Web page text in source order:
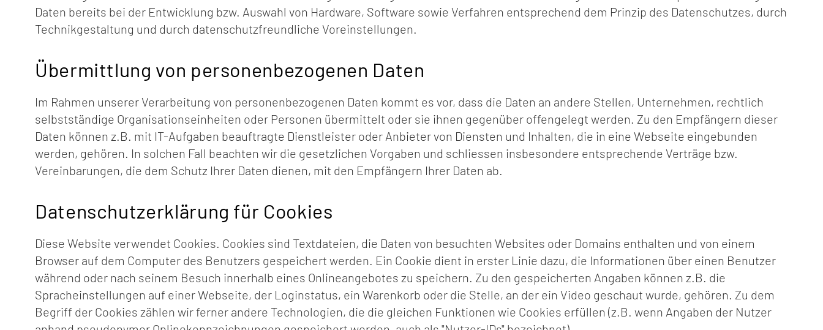
Daten bereits bei der Entwicklung bzw. Auswahl von Hardware, Software sowie Verfahren entsprechend dem Prinzip des Datenschutzes, durch
Technikgestaltung und durch datenschutzfreundliche Voreinstellungen.
Übermittlung von personenbezogenen Daten
Im Rahmen unserer Verarbeitung von personenbezogenen Daten kommt es vor, dass die Daten an andere Stellen, Unternehmen, rechtlich
selbstständige Organisationseinheiten oder Personen übermittelt oder sie ihnen gegenüber offengelegt werden. Zu den Empfängern dieser
Daten können z.B. mit IT-Aufgaben beauftragte Dienstleister oder Anbieter von Diensten und Inhalten, die in eine Webseite eingebunden
werden, gehören. In solchen Fall beachten wir die gesetzlichen Vorgaben und schliessen insbesondere entsprechende Verträge bzw.
Vereinbarungen, die dem Schutz Ihrer Daten dienen, mit den Empfängern Ihrer Daten ab.
Datenschutzerklärung für Cookies
Diese Website verwendet Cookies. Cookies sind Textdateien, die Daten von besuchten Websites oder Domains enthalten und von einem
Browser auf dem Computer des Benutzers gespeichert werden. Ein Cookie dient in erster Linie dazu, die Informationen über einen Benutzer
während oder nach seinem Besuch innerhalb eines Onlineangebotes zu speichern. Zu den gespeicherten Angaben können z.B. die
Spracheinstellungen auf einer Webseite, der Loginstatus, ein Warenkorb oder die Stelle, an der ein Video geschaut wurde, gehören. Zu dem
Begriff der Cookies zählen wir ferner andere Technologien, die die gleichen Funktionen wie Cookies erfüllen (z.B. wenn Angaben der Nutzer